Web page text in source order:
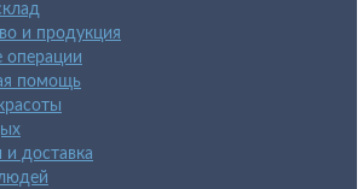
и продукция
операции
помощь
доставка